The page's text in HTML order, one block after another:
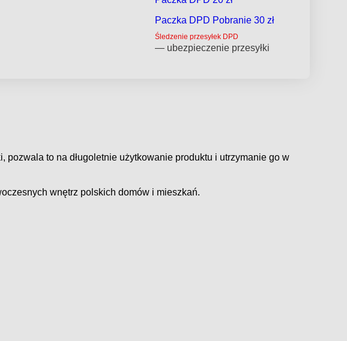
Paczka DPD Pobranie 30 zł
Śledzenie przesyłek DPD
— ubezpieczenie przesyłki
to na długoletnie użytkowanie produktu i utrzymanie go w
wnętrz polskich domów i mieszkań.